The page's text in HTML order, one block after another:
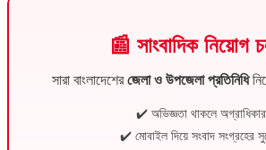
📰 সাংবাদিক নিয়োগ
সারা বাংলাদেশেরজেলা ও উপজেলা প্রতিনিধি
✔️ অভিজ্ঞতা থাকলে অগ্রাধিকার
✔️ মোবাইল দিয়ে সংবাদ সংগ্রহের